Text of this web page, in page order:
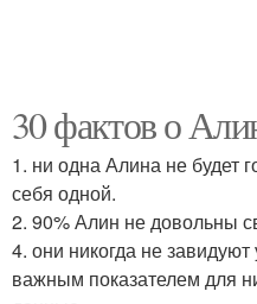
30 фактов о
1. ни одна Алина не будет
себя одной.
2. 90% Алин не довольны
4. они никогда не
важным показателем для